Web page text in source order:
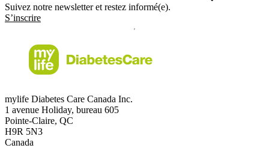
Suivez notre newsletter et restez informé(e).
S’inscrire
mylife Diabetes Care Canada Inc.
1 avenue Holiday, bureau 605
Pointe-Claire, QC
H9R 5N3
Canada